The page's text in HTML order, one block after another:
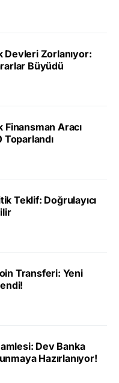
Devleri Zorlanıyor:
Büyüdü
Aracı
Toparlandı
Teklif: Doğrulayıcı
Transferi: Yeni
Dev Banka
Hazırlanıyor!